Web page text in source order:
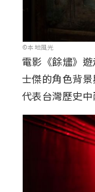
©本地風光
電影《餘燼》
士傑的角色背
代表台灣歷史